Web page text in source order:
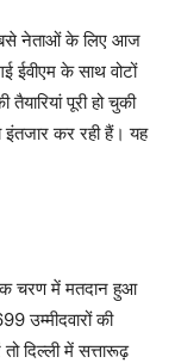
बसे नेताओं के लिए आज
ईवीएम के साथ वोटों
पूरी हो चुकी
इंतजार कर रही हैं। यह
एक चरण में मतदान हुआ
उम्मीदवारों की
दिल्ली में सत्तारूढ़